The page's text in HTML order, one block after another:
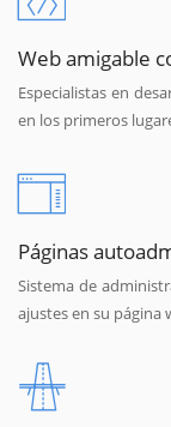
Web amigable
Especialistas en
en los primeros
Páginas
Sistema de
ajustes en su página